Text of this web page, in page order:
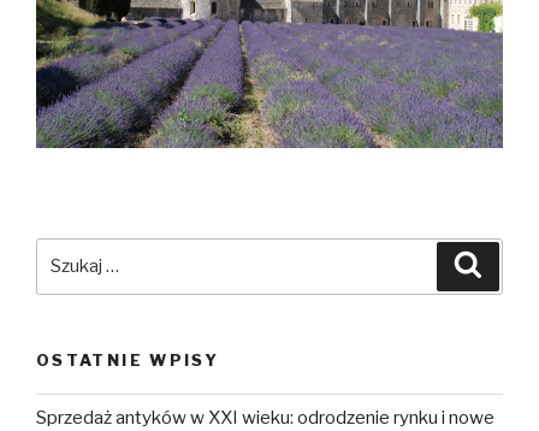
OSTATNIE WPISY
Sprzedaż antyków w XXI wieku: odrodzenie rynku i nowe